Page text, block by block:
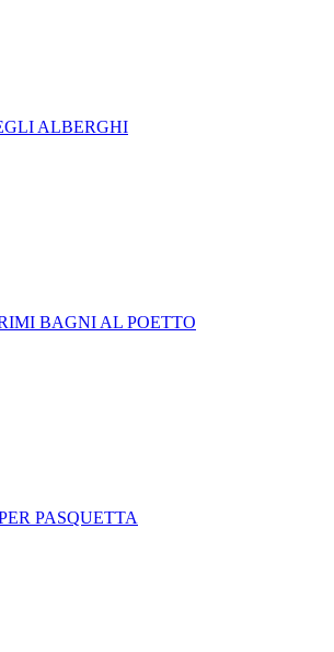
ALBERGHI
BAGNI AL POETTO
PASQUETTA